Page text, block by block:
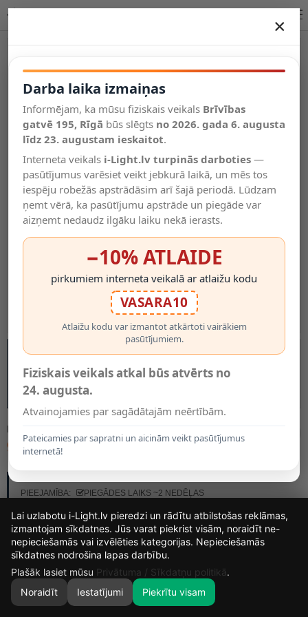
Salīdzināt
Vēlmju
saraksts
Valodas
0
MODELIS:
909.50€
PIEEJAMĪBA:
PIEGĀDES LAIKS ~2 NEDĒĻAS
×
Darba laika izmaiņas
Informējam, ka mūsu fiziskais veikals Brīvības
gatvē 195, Rīgā būs slēgts no 2026. gada 6. augusta
līdz 23. augustam ieskaitot.
Interneta veikals i-Light.lv turpinās darboties —
pasūtījumus varēsiet veikt jebkurā laikā, un mēs tos
iespēju robežās apstrādāsim arī šajā periodā. Lūdzam
ņemt vērā, ka pasūtījumu apstrāde un piegāde var
aizņemt nedaudz ilgāku laiku nekā ierasts.
−10% ATLAIDE
pirkumiem interneta veikalā ar atlaižu kodu
VASARA10
Atlaižu kodu var izmantot atkārtoti vairākiem
pasūtījumiem.
Fiziskais veikals atkal būs atvērts no
24. augusta.
Atvainojamies par sagādātajām neērtībām.
Pateicamies par sapratni un aicinām veikt pasūtījumus
internetā!
15
DIENAS
4
STUNDAS
58
MIN.
53
Lai uzlabotu i-Light.lv pieredzi un rādītu atbilstošas reklāmas,
izmantojam sīkdatnes. Jūs varat piekrist visām, noraidīt ne-
nepieciešamās vai izvēlēties kategorijas. Nepieciešamās
sīkdatnes nodrošina lapas darbību.
Plašāk lasiet mūsu Privātuma / Sīkdatņu politikā.
Noraidīt
Iestatījumi Piekrītu visam